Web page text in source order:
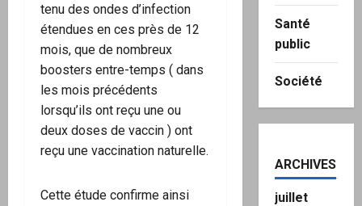
tenu des ondes d’infection
étendues en ces près de 12
mois, que de nombreux
boosters entre-temps ( dans
les mois précédents
lorsqu’ils ont reçu une ou
deux doses de vaccin ) ont
reçu une vaccination naturelle.
Cette étude confirme ainsi
Santé
public
Société
ARCHIVES
juillet